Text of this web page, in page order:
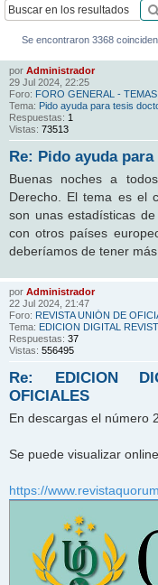
Se encontraron 3368
por Administrador
29 Jul 2024, 22:25
Foro: FORO GENERAL -
Tema: Pido ayuda para tesis
Respuestas: 1
Vistas: 73513
Re: Pido ayuda
Buenas noches a
Derecho. El tema es el
son unas estadísticas
con otros países
deberíamos de tener
por Administrador
22 Jul 2024, 21:47
Foro: REVISTA UNIÓN DE
Tema: EDICION DIGITAL
Respuestas: 37
Vistas: 556495
Re: EDICION
OFICIALES
En descargas el número
Se puede visualizar
https://